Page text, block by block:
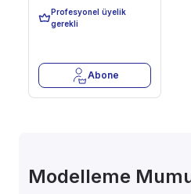
Profesyonel üyelik
gerekli
Son 25 Adet
Abone
Modelleme